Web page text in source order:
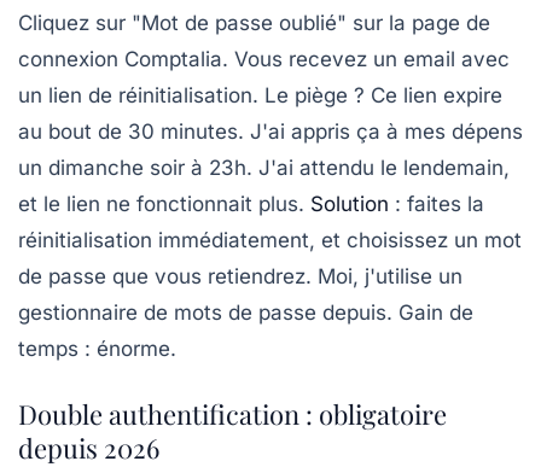
Cliquez sur "Mot de passe oublié" sur la page de
connexion Comptalia. Vous recevez un email avec
un lien de réinitialisation. Le piège ? Ce lien expire
au bout de 30 minutes. J'ai appris ça à mes dépens
un dimanche soir à 23h. J'ai attendu le lendemain,
et le lien ne fonctionnait plus. Solution : faites la
réinitialisation immédiatement, et choisissez un mot
de passe que vous retiendrez. Moi, j'utilise un
gestionnaire de mots de passe depuis. Gain de
temps : énorme.
Double authentification : obligatoire
depuis 2026